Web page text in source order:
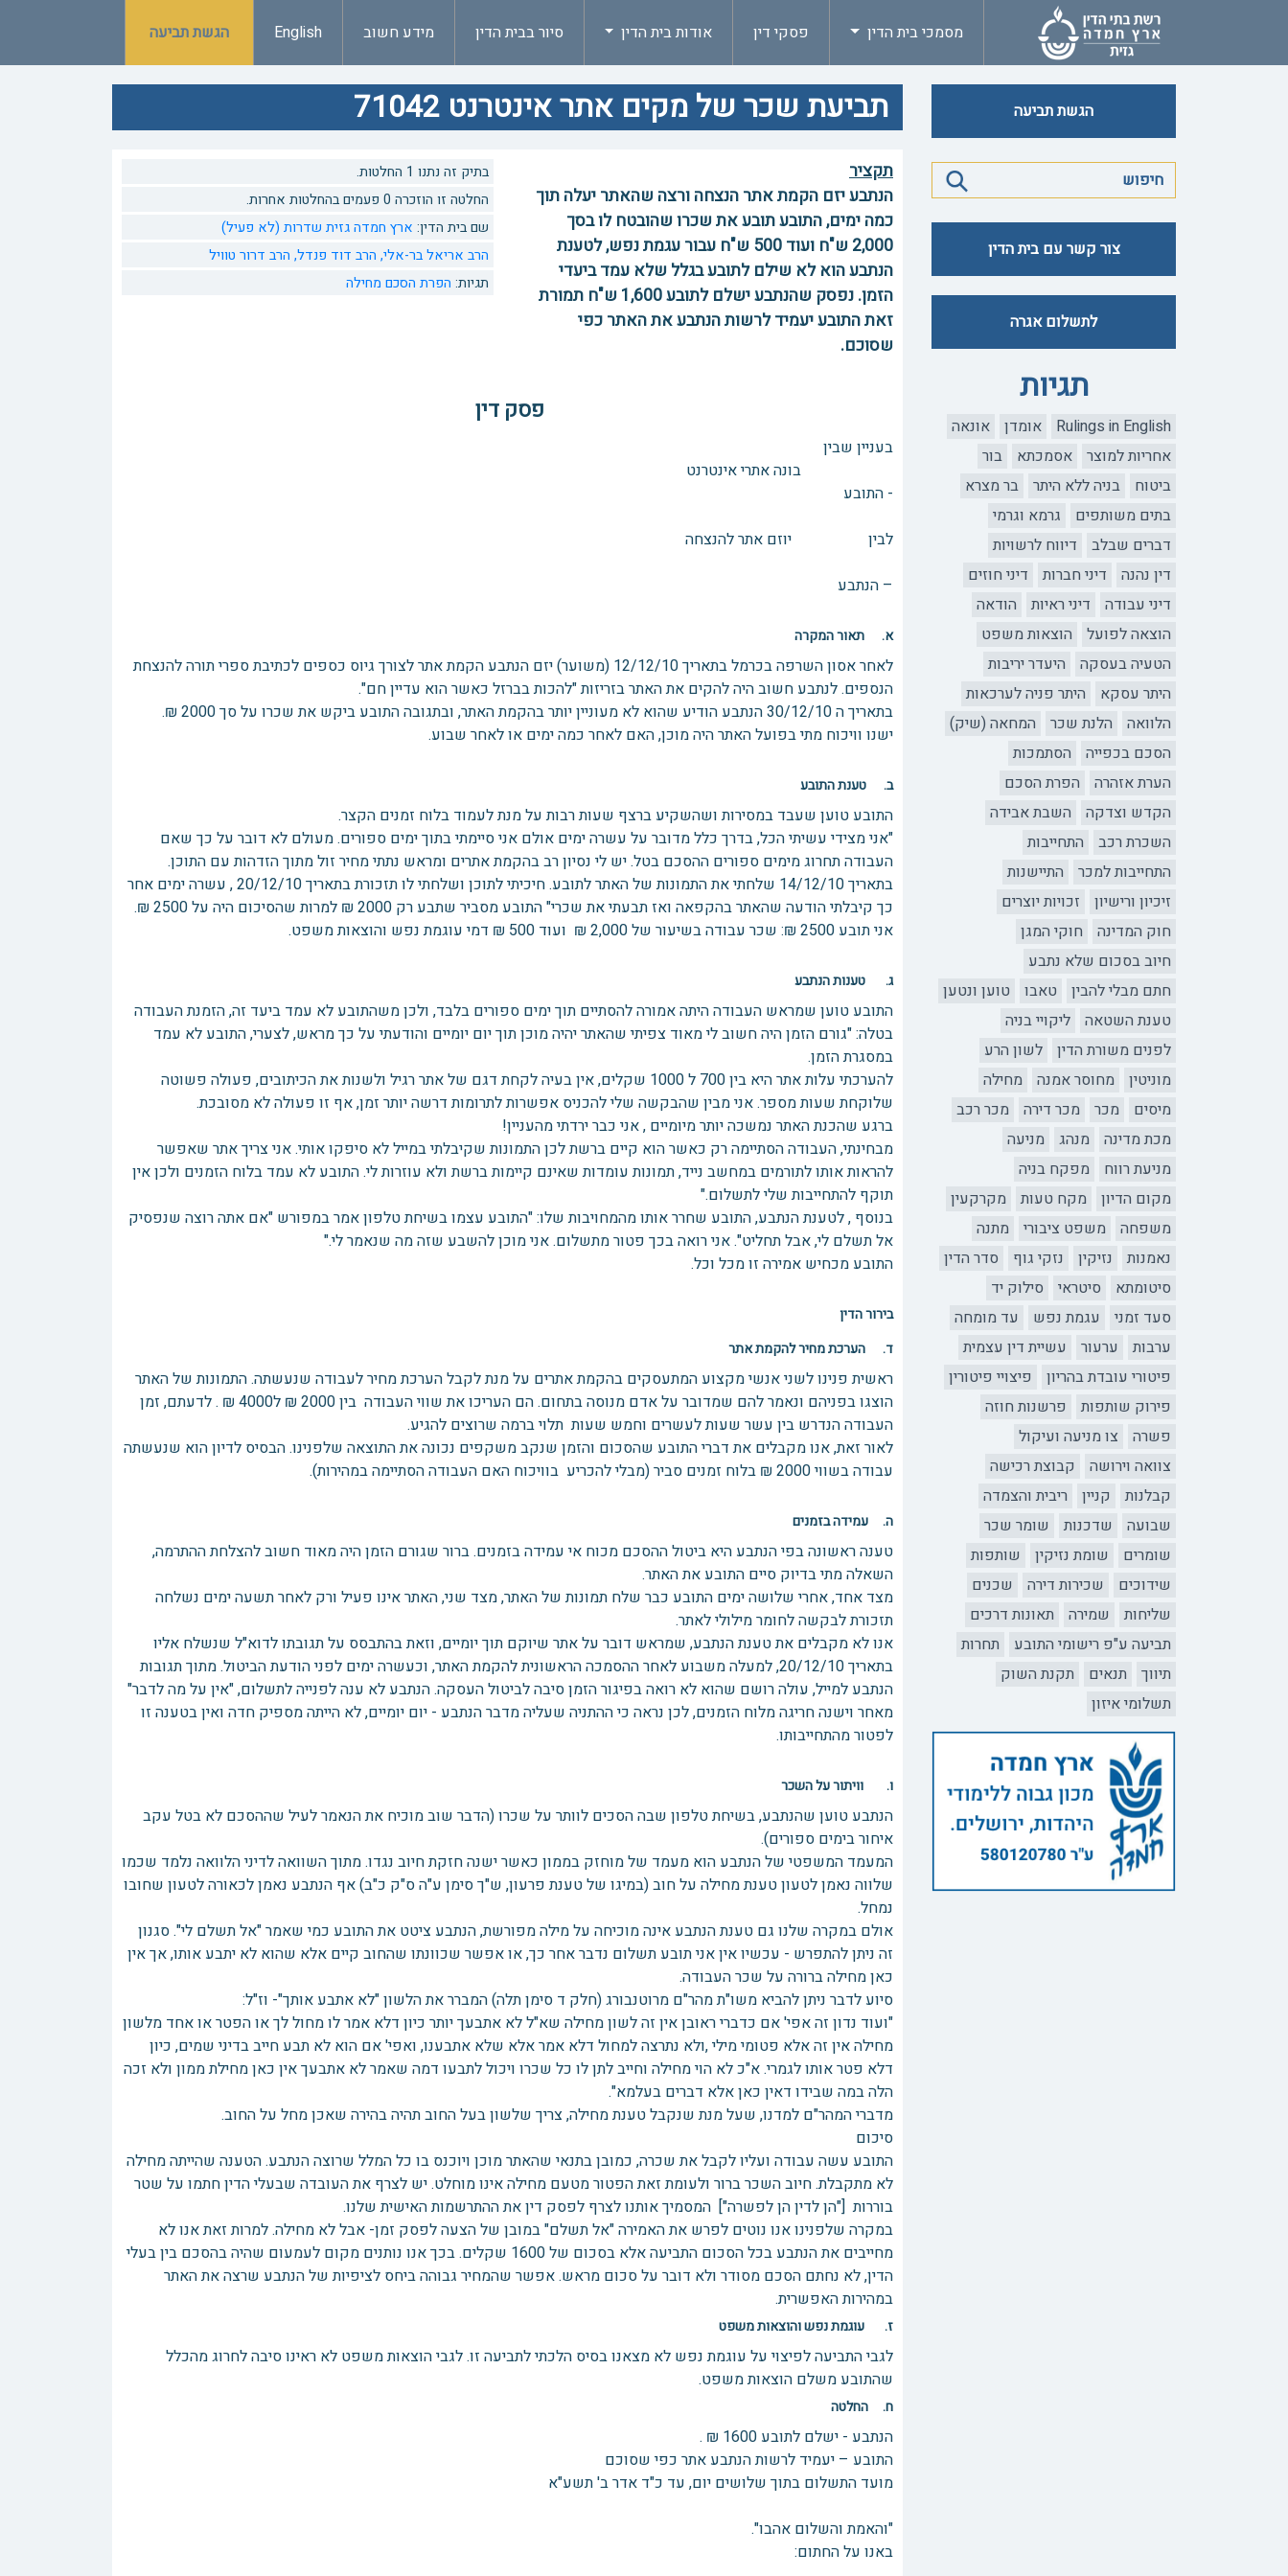
מסמכי בית הדין פסקי דין אודות בית הדין סיור בבית הדין מידע חשוב English הגשת תביעה
הגשת תביעה
צור קשר עם בית הדין
לתשלום אגרה
תגיות
Rulings in English אומדן
אונאה
אחריות למוצר
אסמכתא
בור
ביטוח
בניה ללא היתר
בר מצרא
בתים משותפים
גרמא וגרמי
דברים שבלב
דיווח לרשויות
דין נהנה
דיני חברות
דיני חוזים
דיני עבודה
דיני ראיות
הודאה
הוצאה לפועל
הוצאות משפט
הטעיה בעסקה
היעדר יריבות
היתר עסקא
היתר פניה לערכאות
הלוואה
הלנת שכר
המחאה (שיק)
הסכם בכפייה
הסתמכות
הערת אזהרה
הפרת הסכם
הקדש וצדקה
השבת אבידה
השכרת רכב
התחייבות
התחייבות למכר
התיישנות
זיכיון ורישיון
זכויות יוצרים
חוק המדינה
חוקי המגן
חיוב בסכום שלא נתבע
חתם מבלי להבין
טאבו
טוען ונטען
טענת השטאה
ליקויי בניה
לפנים משורת הדין
לשון הרע
מוניטין
מחוסר אמנה
מחילה
מיסים
מכר מכר דירה
מכר רכב
מכת מדינה
מנהג
מניעה
מניעת רווח
מפקח בניה
מקום הדיון
מקח טעות
מקרקעין
משפחה
משפט ציבורי
מתנה
נאמנות
נזיקין נזקי גוף
סדר הדין
סיטומתא
סיטראי
סילוק יד
סעד זמני
עגמת נפש
עד מומחה
ערבות
ערעור
עשיית דין עצמית
פיטורי עובדת בהריון
פיצויי פיטורין
פירוק שותפות
פרשנות חוזה
פשרה
צו מניעה ועיקול
צוואה וירושה
קבוצת רכישה
קבלנות
קניין
ריבית והצמדה
שבועה
שדכנות
שומר שכר
שומרים
שומת נזיקין
שותפות
שידוכים
שכירות דירה
שכנים
שליחות
שמירה
תאונות דרכים
תביעה ע"פ רישומי התובע
תחרות
תיווך
תנאים
תקנת השוק
תשלומי איזון
תביעת שכר של מקים אתר אינטרנט 71042
תקציר
הנתבע יזם הקמת אתר הנצחה ורצה שהאתר יעלה תוך
כמה ימים, התובע תובע את שכרו שהובטח לו בסך
2,000 ש"ח ועוד 500 ש"ח עבור עגמת נפש, לטענת
הנתבע הוא לא שילם לתובע בגלל שלא עמד ביעדי
הזמן. נפסק שהנתבע ישלם לתובע 1,600 ש"ח תמורת
זאת התובע יעמיד לרשות הנתבע את האתר כפי
שסוכם.
בתיק זה נתנו 1 החלטות.
החלטה זו הוזכרה 0 פעמים בהחלטות אחרות.
שם בית הדין: ארץ חמדה גזית שדרות (לא פעיל)
הרב אריאל בר-אלי, הרב דוד פנדל, הרב דרור טוויל
תגיות: הפרת הסכם מחילה
פסק דין
בעניין שבין
בונה אתרי אינטרנט
- התובע
לבין יוזם אתר להנצחה
– הנתבע
א. תאור המקרה
לאחר אסון השרפה בכרמל בתאריך 12/12/10 (משוער) יזם הנתבע הקמת אתר לצורך גיוס כספים לכתיבת ספרי תורה להנצחת
הנספים. לנתבע חשוב היה להקים את האתר בזריזות "להכות בברזל כאשר הוא עדיין חם".
בתאריך ה 30/12/10 הנתבע הודיע שהוא לא מעוניין יותר בהקמת האתר, ובתגובה התובע ביקש את שכרו על סך 2000 ₪.
ישנו וויכוח מתי בפועל האתר היה מוכן, האם לאחר כמה ימים או לאחר שבוע.
ב. טענת התובע
התובע טוען שעבד במסירות ושהשקיע ברצף שעות רבות על מנת לעמוד בלוח זמנים הקצר.
"אני מצידי עשיתי הכל, בדרך כלל מדובר על עשרה ימים אולם אני סיימתי בתוך ימים ספורים. מעולם לא דובר על כך שאם
העבודה תחרוג מימים ספורים ההסכם בטל. יש לי נסיון רב בהקמת אתרים ומראש נתתי מחיר זול מתוך הזדהות עם התוכן.
בתאריך 14/12/10 שלחתי את התמונות של האתר לתובע. חיכיתי לתוכן ושלחתי לו תזכורת בתאריך 20/12/10 , עשרה ימים אחר
כך קיבלתי הודעה שהאתר בהקפאה ואז תבעתי את שכרי" התובע מסביר שתבע רק 2000 ₪ למרות שהסיכום היה על 2500 ₪.
אני תובע 2500 ₪: שכר עבודה בשיעור של 2,000 ₪ ועוד 500 ₪ דמי עוגמת נפש והוצאות משפט.
ג. טענות הנתבע
התובע טוען שמראש העבודה היתה אמורה להסתיים תוך ימים ספורים בלבד, ולכן משהתובע לא עמד ביעד זה, הזמנת העבודה
בטלה: "גורם הזמן היה חשוב לי מאוד צפיתי שהאתר יהיה מוכן תוך יום יומיים והודעתי על כך מראש, לצערי, התובע לא עמד
במסגרת הזמן.
להערכתי עלות אתר היא בין 700 ל 1000 שקלים, אין בעיה לקחת דגם של אתר רגיל ולשנות את הכיתובים, פעולה פשוטה
שלוקחת שעות מספר. אני מבין שהבקשה שלי להכניס אפשרות לתרומות דרשה יותר זמן, אף זו פעולה לא מסובכת.
ברגע שהכנת האתר נמשכה יותר מיומיים , אני כבר ירדתי מהעניין!
מבחינתי, העבודה הסתיימה רק כאשר הוא קיים ברשת לכן התמונות שקיבלתי במייל לא סיפקו אותי. אני צריך אתר שאפשר
להראות אותו לתורמים במחשב נייד, תמונות עומדות שאינם קיימות ברשת ולא עוזרות לי. התובע לא עמד בלוח הזמנים ולכן אין
תוקף להתחייבות שלי לתשלום."
בנוסף , לטענת הנתבע, התובע שחרר אותו מהמחויבות שלו: "התובע עצמו בשיחת טלפון אמר במפורש "אם אתה רוצה שנפסיק
אל תשלם לי, אבל תחליט". אני רואה בכך פטור מתשלום. אני מוכן להשבע שזה מה שנאמר לי."
התובע מכחיש אמירה זו מכל וכל.
בירור הדין
ד. הערכת מחיר להקמת אתר
ראשית פנינו לשני אנשי מקצוע המתעסקים בהקמת אתרים על מנת לקבל הערכת מחיר לעבודה שנעשתה. התמונות של האתר
הוצגו בפניהם ונאמר להם שמדובר על אדם מנוסה בתחום. הם העריכו את שווי העבודה בין 2000 ₪ ל4000 ₪ . לדעתם, זמן
העבודה הנדרש בין עשר שעות לעשרים וחמש שעות תלוי ברמה שרוצים להגיע.
לאור זאת, אנו מקבלים את דברי התובע שהסכום והזמן שנקב משקפים נכונה את התוצאה שלפנינו. הבסיס לדיון הוא שנעשתה
עבודה בשווי 2000 ₪ בלוח זמנים סביר (מבלי להכריע בוויכוח האם העבודה הסתיימה במהירות).
ה. עמידה בזמנים
טענה ראשונה בפי הנתבע היא ביטול ההסכם מכוח אי עמידה בזמנים. ברור שגורם הזמן היה מאוד חשוב להצלחת ההתרמה,
השאלה מתי בדיוק סיים התובע את האתר.
מצד אחד, אחרי שלושה ימים התובע כבר שלח תמונות של האתר, מצד שני, האתר אינו פעיל ורק לאחר תשעה ימים נשלחה
תזכורת לבקשה לחומר מילולי לאתר.
אנו לא מקבלים את טענת הנתבע, שמראש דובר על אתר שיוקם תוך יומיים, וזאת בהתבסס על תגובתו לדוא"ל שנשלח אליו
בתאריך 20/12/10, למעלה משבוע לאחר ההסמכה הראשונית להקמת האתר, וכעשרה ימים לפני הודעת הביטול. מתוך תגובות
הנתבע למייל, עולה רושם שהוא לא רואה בפיגור הזמן סיבה לביטול העסקה. הנתבע לא ענה לפנייה לתשלום, "אין על מה לדבר"
מאחר וישנה חריגה מלוח הזמנים, לכן נראה כי ההתניה שעליה מדבר הנתבע - יום יומיים, לא הייתה מספיק חדה ואין בטענה זו
לפטור מהתחייבותו.
ו. וויתור על השכר
הנתבע טוען שהנתבע, בשיחת טלפון שבה הסכים לוותר על שכרו (הדבר שוב מוכיח את הנאמר לעיל שההסכם לא בטל עקב
איחור בימים ספורים).
המעמד המשפטי של הנתבע הוא מעמד של מוחזק בממון כאשר ישנה חזקת חיוב נגדו. מתוך השוואה לדיני הלוואה נלמד שכמו
שלווה נאמן לטעון טענת מחילה על חוב (במיגו של טענת פרעון, ש"ך סימן ע"ה ס"ק כ"ב) אף הנתבע נאמן לכאורה לטעון שחובו
נמחל.
אולם במקרה שלנו גם טענת הנתבע אינה מוכיחה על מילה מפורשת, הנתבע ציטט את התובע כמי שאמר "אל תשלם לי". סגנון
זה ניתן להתפרש - עכשיו אין אני תובע תשלום נדבר אחר כך, או אפשר שכוונתו שהחוב קיים אלא שהוא לא יתבע אותו, אך אין
כאן מחילה ברורה על שכר העבודה.
סיוע לדבר ניתן להביא משו"ת מהר"ם מרוטנבורג (חלק ד סימן תלה) המברר את הלשון "לא אתבע אותך"- וז"ל:
"ועוד נדון זה אפי' אם כדברי ראובן אין זה לשון מחילה שא"ל לא אתבעך יותר כיון דלא אמר לו מחול לך או הפטר או אחד מלשון
מחילה אין זה אלא פטומי מילי ,ולא נתרצה למחול דלא אמר אלא שלא אתבענו, ואפי' אם הוא לא תבע חייב בדיני שמים, כיון
דלא פטר אותו לגמרי. א"כ לא הוי מחילה וחייב לתן לו כל שכרו ויכול לתבעו דמה שאמר לא אתבעך אין כאן מחילת ממון ולא זכה
הלה במה שבידו דאין כאן אלא דברים בעלמא".
מדברי המהר"ם למדנו, שעל מנת שנקבל טענת מחילה, צריך שלשון בעל החוב תהיה בהירה שאכן מחל על החוב.
סיכום
התובע עשה עבודה ועליו לקבל את שכרה, כמובן בתנאי שהאתר מוכן ויוכנס בו כל המלל שרוצה הנתבע. הטענה שהייתה מחילה
לא מתקבלת. חיוב השכר ברור ולעומת זאת הפטור מטעם מחילה אינו מוחלט. יש לצרף את העובדה שבעלי הדין חתמו על שטר
בוררות ["הן לדין הן לפשרה"] המסמיך אותנו לצרף לפסק דין את ההתרשמות האישית שלנו.
במקרה שלפנינו אנו נוטים לפרש את האמירה "אל תשלם" במובן של הצעה לפסק זמן- אבל לא מחילה. למרות זאת אנו לא
מחייבים את הנתבע בכל הסכום התביעה אלא בסכום של 1600 שקלים. בכך אנו נותנים מקום לעמעום שהיה בהסכם בין בעלי
הדין, לא נחתם הסכם מסודר ולא דובר על סכום מראש. אפשר שהמחיר גבוהה ביחס לציפיות של הנתבע שרצה את האתר
במהירות האפשרית.
ז. עוגמת נפש והוצאות משפט
לגבי התביעה לפיצוי על עוגמת נפש לא מצאנו בסיס הלכתי לתביעה זו. לגבי הוצאות משפט לא ראינו סיבה לחרוג מהכלל
שהתובע משלם הוצאות משפט.
ח. החלטה
הנתבע - ישלם לתובע 1600 ₪ .
התובע – יעמיד לרשות הנתבע אתר כפי שסוכם
מועד התשלום בתוך שלושים יום, עד כ"ד אדר ב' תשע"א
"והאמת והשלום אהבו".
באנו על החתום: